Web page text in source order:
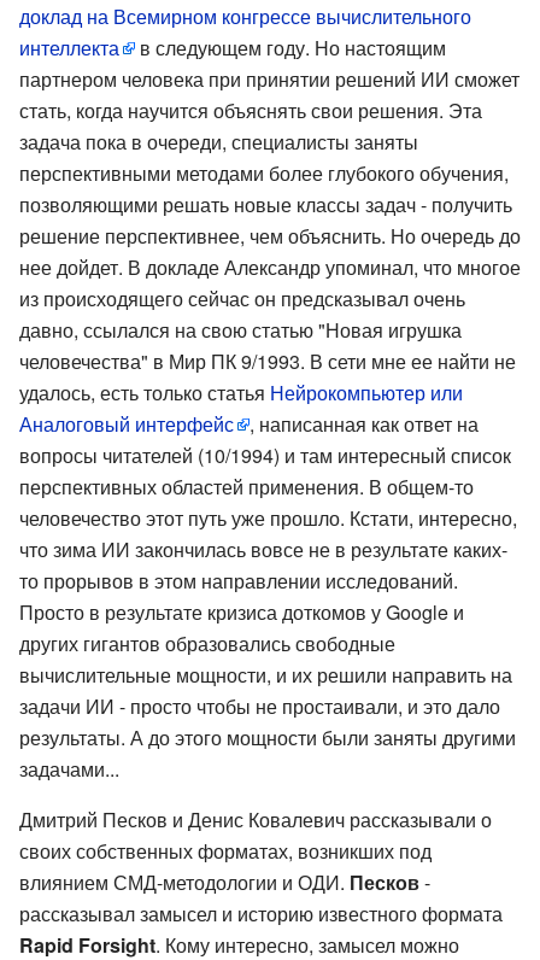
доклад на Всемирном конгрессе вычислительного
интеллекта
в следующем году. Но настоящим
партнером человека при принятии решений ИИ сможет
стать, когда научится объяснять свои решения. Эта
задача пока в очереди, специалисты заняты
перспективными методами более глубокого обучения,
позволяющими решать новые классы задач - получить
решение перспективнее, чем объяснить. Но очередь до
нее дойдет. В докладе Александр упоминал, что многое
из происходящего сейчас он предсказывал очень
давно, ссылался на свою статью "Новая игрушка
человечества" в Мир ПК 9/1993. В сети мне ее найти не
удалось, есть только статья Нейрокомпьютер или
Аналоговый интерфейс
, написанная как ответ на
вопросы читателей (10/1994) и там интересный список
перспективных областей применения. В общем-то
человечество этот путь уже прошло. Кстати, интересно,
что зима ИИ закончилась вовсе не в результате каких-
то прорывов в этом направлении исследований.
Просто в результате кризиса доткомов у Google и
других гигантов образовались свободные
вычислительные мощности, и их решили направить на
задачи ИИ - просто чтобы не простаивали, и это дало
результаты. А до этого мощности были заняты другими
задачами...
Дмитрий Песков и Денис Ковалевич рассказывали о
своих собственных форматах, возникших под
влиянием СМД-методологии и ОДИ. Песков-
рассказывал замысел и историю известного формата
Rapid Forsight. Кому интересно, замысел можно